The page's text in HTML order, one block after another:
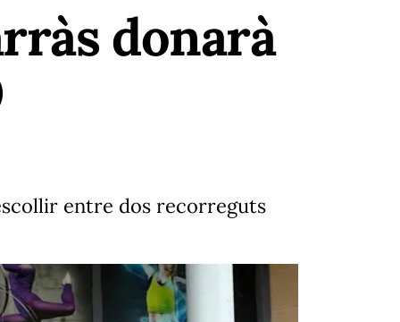
donarà
entre dos recorreguts